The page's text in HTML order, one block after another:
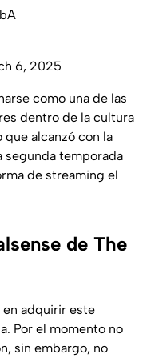
6, 2025
como una de las
dentro de la cultura
alcanzó con la
segunda temporada
de streaming el
de The
en adquirir este
Por el momento no
sin embargo, no